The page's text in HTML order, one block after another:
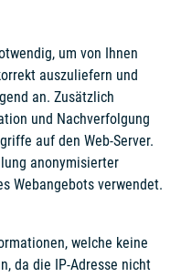
um von Ihnen
auszuliefern und
an. Zusätzlich
und Nachverfolgung
auf den Web-Server.
anonymisierter
Webangebots verwendet.
welche keine
da die IP-Adresse nicht